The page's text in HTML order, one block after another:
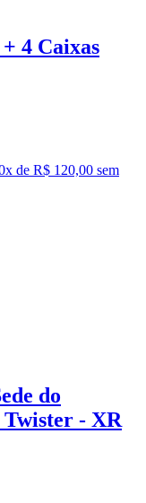
4 Caixas
x de R$ 120,00 sem
do
- XR